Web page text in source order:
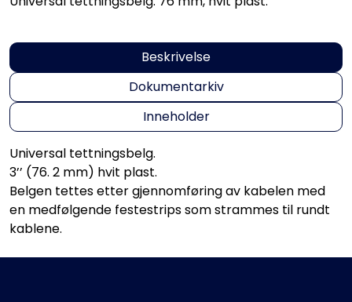
Beskrivelse
Dokumentarkiv
Inneholder
Universal tettningsbelg.
3’’ (76. 2 mm) hvit plast.
Belgen tettes etter gjennomføring av kabelen med
en medfølgende festestrips som strammes til rundt
kablene.